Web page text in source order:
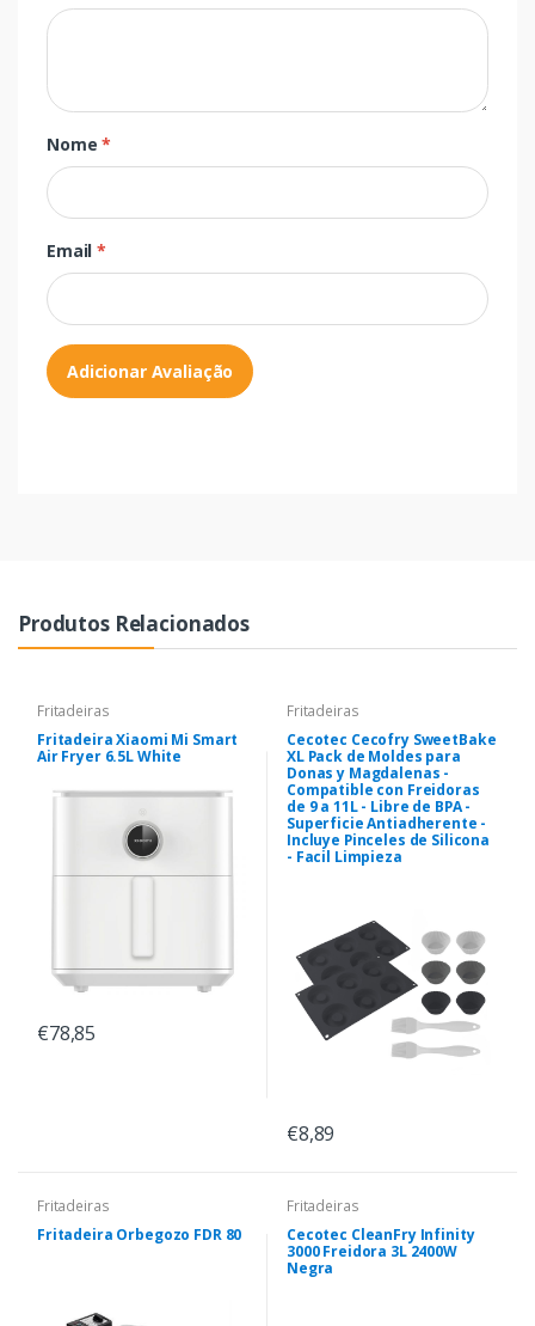
Nome*
Email*
Adicionar Avaliação
Produtos Relacionados
Fritadeiras
Fritadeira Xiaomi Mi Smart
Air Fryer 6.5L White
€78,85
Fritadeiras
Cecotec Cecofry SweetBake
XL Pack de Moldes para
Donas y Magdalenas -
Compatible con Freidoras
de 9 a 11L - Libre de BPA -
Superficie Antiadherente -
Incluye Pinceles de Silicona
- Facil Limpieza
€8,89
Fritadeiras
Fritadeira Orbegozo FDR 80
Fritadeiras
Cecotec CleanFry Infinity
3000 Freidora 3L 2400W
Negra